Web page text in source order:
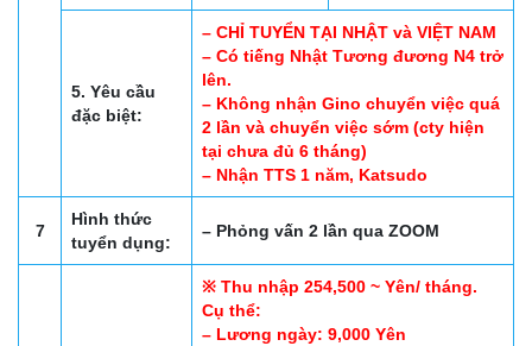
5. Yêu cầu
đặc biệt:
– CHỈ TUYỂN TẠI NHẬT và VIỆT NAM
– Có tiếng Nhật Tương đương N4 trở
lên.
– Không nhận Gino chuyển việc quá
2 lần và chuyển việc sớm (cty hiện
tại chưa đủ 6 tháng)
– Nhận TTS 1 năm, Katsudo
7
Hình thức
tuyển dụng:
– Phỏng vấn 2 lần qua ZOOM
※ Thu nhập 254,500 ~ Yên/ tháng.
Cụ thể:
– Lương ngày: 9,000 Yên